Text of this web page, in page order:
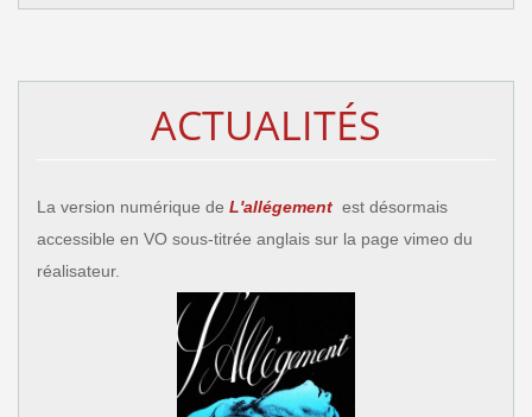
ACTUALITÉS
La version numérique de L'allégementest désormais
accessible en VO sous-titrée anglais sur la page vimeo du
réalisateur.